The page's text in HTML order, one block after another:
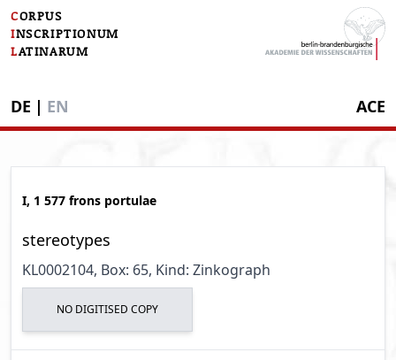
CORPUS
INSCRIPTIONUM
LATINARUM
DE | EN ACE
I, 1 577 frons portulae
stereotypes
KL0002104, Box: 65, Kind: Zinkograph
NO DIGITISED COPY